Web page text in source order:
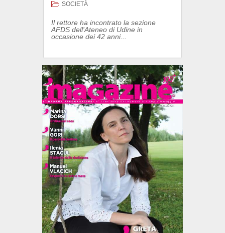
SOCIETÀ
Il rettore ha incontrato la sezione
AFDS dell'Ateneo di Udine in
occasione dei 42 anni...